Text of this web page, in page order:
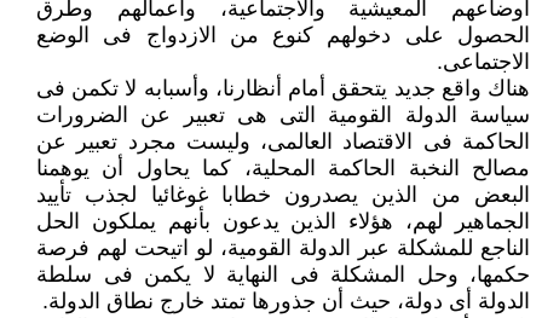
أوضاعهم المعيشية والاجتماعية، وأعمالهم وطرق
الحصول على دخولهم كنوع من الازدواج فى الوضع
الاجتماعى.
هناك واقع جديد يتحقق أمام أنظارنا، وأسبابه لا تكمن فى
سياسة الدولة القومية التى هى تعبير عن الضرورات
الحاكمة فى الاقتصاد العالمى، وليست مجرد تعبير عن
مصالح النخبة الحاكمة المحلية، كما يحاول أن يوهمنا
البعض من الذين يصدرون خطابا غوغائيا لجذب تأييد
الجماهير لهم، هؤلاء الذين يدعون بأنهم يملكون الحل
الناجع للمشكلة عبر الدولة القومية، لو اتيحت لهم فرصة
حكمها، وحل المشكلة فى النهاية لا يكمن فى سلطة
الدولة أى دولة، حيث أن جذورها تمتد خارج نطاق الدولة.